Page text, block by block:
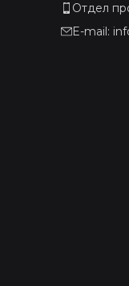
Отдел
E-mail: